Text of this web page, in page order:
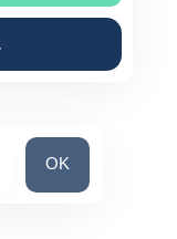
Căutați o țară
OK